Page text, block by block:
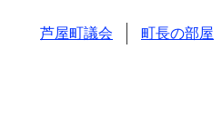
芦屋町議会 町長の部屋